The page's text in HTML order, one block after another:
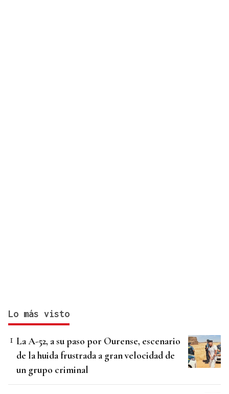
Lo más visto
La A-52, a su paso por Ourense, escenario
de la huida frustrada a gran velocidad de
un grupo criminal